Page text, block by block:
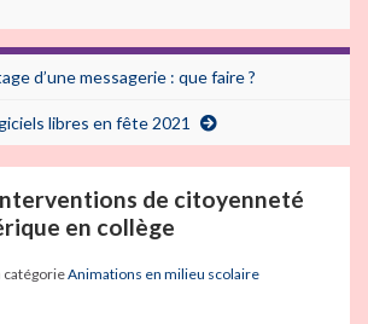
d’une messagerie : que faire ?
libres en fête 2021
de citoyenneté
en collège
catégorieAnimations en milieu scolaire